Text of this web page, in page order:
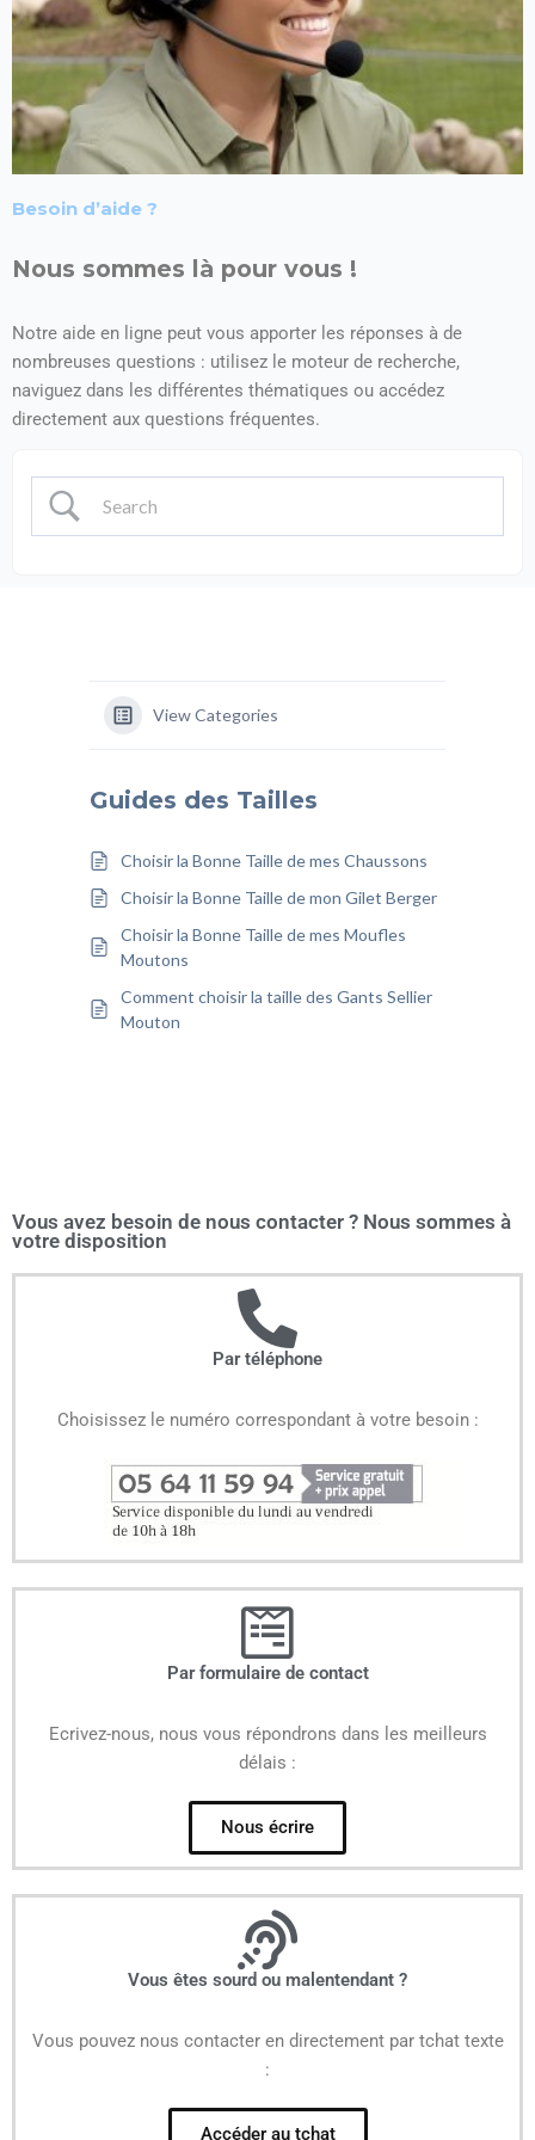
Besoin d’aide ?
Nous sommes là pour vous !
Notre aide en ligne peut vous apporter les réponses à de
nombreuses questions : utilisez le moteur de recherche,
naviguez dans les différentes thématiques ou accédez
directement aux questions fréquentes.
View Categories
Guides des Tailles
Choisir la Bonne Taille de mes Chaussons
Choisir la Bonne Taille de mon Gilet Berger
Choisir la Bonne Taille de mes Moufles
Moutons
Comment choisir la taille des Gants Sellier
Mouton
Vous avez besoin de nous contacter ? Nous sommes à
votre disposition
Par téléphone
Choisissez le numéro correspondant à votre besoin :
Par formulaire de contact
Ecrivez-nous, nous vous répondrons dans les meilleurs
délais :
Nous écrire
Vous êtes sourd ou malentendant ?
Vous pouvez nous contacter en directement par tchat texte
:
Accéder au tchat